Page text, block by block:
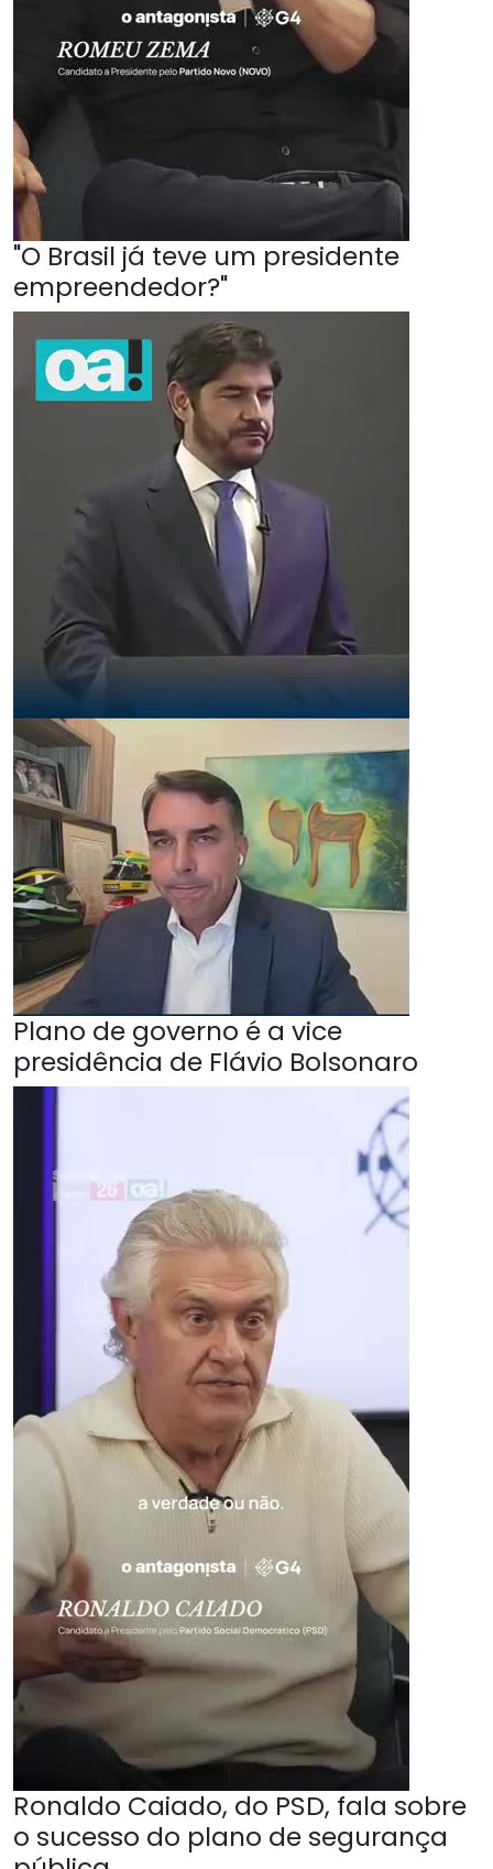
"O Brasil já teve um presidente
empreendedor?"
Plano de governo é a vice
presidência de Flávio Bolsonaro
Ronaldo Caiado, do PSD, fala sobre
o sucesso do plano de segurança